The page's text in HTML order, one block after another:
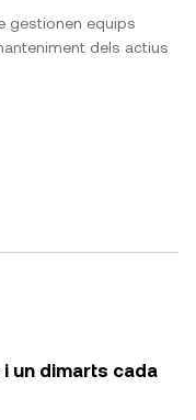
gestionen equips
dels actius
i un dimarts cada